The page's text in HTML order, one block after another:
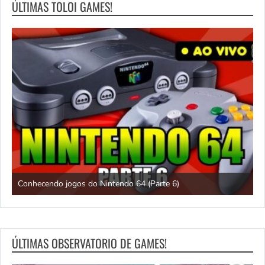
ÚLTIMAS TOLOI GAMES!
Chuck Rock [SNES] gameplay até zerar!
ÚLTIMAS OBSERVATORIO DE GAMES!